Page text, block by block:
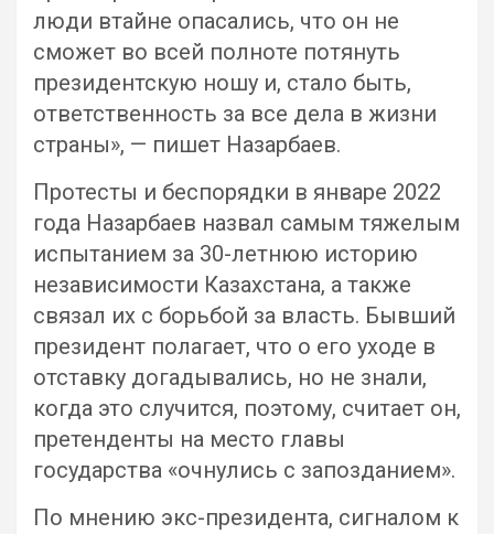
люди втайне опасались, что он не
сможет во всей полноте потянуть
президентскую ношу и, стало быть,
ответственность за все дела в жизни
страны», — пишет Назарбаев.
Протесты и беспорядки в январе 2022
года Назарбаев назвал самым тяжелым
испытанием за 30-летнюю историю
независимости Казахстана, а также
связал их с борьбой за власть. Бывший
президент полагает, что о его уходе в
отставку догадывались, но не знали,
когда это случится, поэтому, считает он,
претенденты на место главы
государства «очнулись с запозданием».
По мнению экс-президента, сигналом к